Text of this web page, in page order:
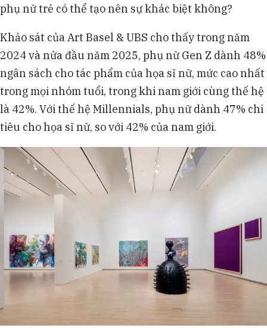
phụ nữ trẻ có thể tạo nên sự khác biệt không?
Khảo sát của Art Basel & UBS cho thấy trong năm
2024 và nửa đầu năm 2025, phụ nữ Gen Z dành 48%
ngân sách cho tác phẩm của họa sĩ nữ, mức cao nhất
trong mọi nhóm tuổi, trong khi nam giới cùng thế hệ
là 42%. Với thế hệ Millennials, phụ nữ dành 47% chi
tiêu cho họa sĩ nữ, so với 42% của nam giới.